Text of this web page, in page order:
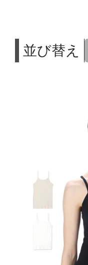
並び替え